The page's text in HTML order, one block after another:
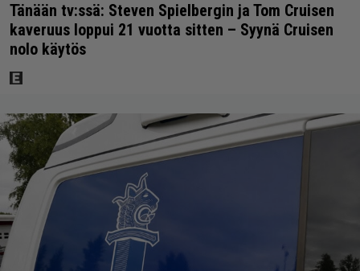
Tänään tv:ssä: Steven Spielbergin ja Tom Cruisen
kaveruus loppui 21 vuotta sitten – Syynä Cruisen
nolo käytös